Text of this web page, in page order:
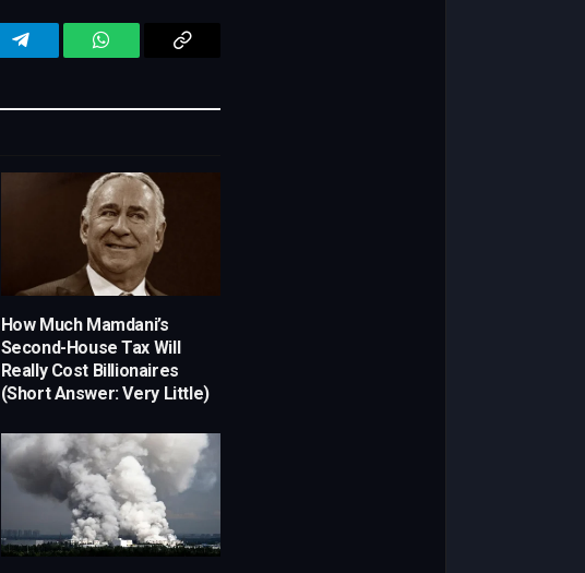
Telegram WhatsAppCopy
How Much Mamdani’s
Second-House Tax Will
Really Cost Billionaires
(Short Answer: Very Little)